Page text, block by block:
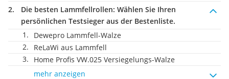
Die besten Lammfellrollen: Wählen Sie Ihren
persönlichen Testsieger aus der Bestenliste.
Dewepro Lammfell-Walze
ReLaWi aus Lammfell
Home Profis VW.025 Versiegelungs-Walze
mehr anzeigen